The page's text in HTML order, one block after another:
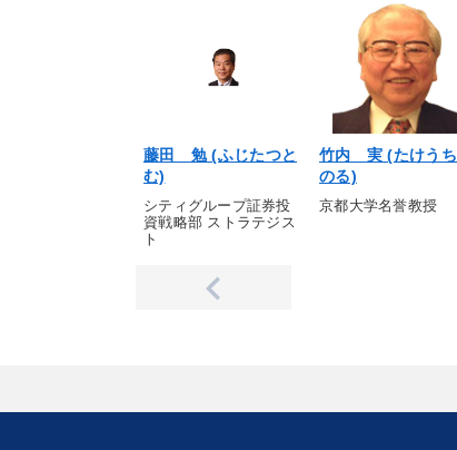
藤田 勉 (ふじたつと
む)
シティグループ証券投
資戦略部 ストラテジス
ト
竹内 実 (たけう
のる)
京都大学名誉教授